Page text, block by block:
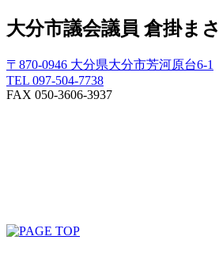
大分市議会議員 倉掛ま
〒870-0946 大分県大分市芳河原台6-1
TEL 097-504-7738
FAX 050-3606-3937